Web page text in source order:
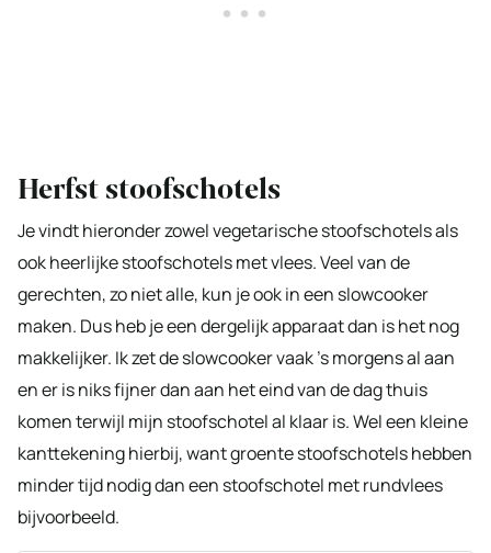
Herfst stoofschotels
Je vindt hieronder zowel vegetarische stoofschotels als
ook heerlijke stoofschotels met vlees. Veel van de
gerechten, zo niet alle, kun je ook in een slowcooker
maken. Dus heb je een dergelijk apparaat dan is het nog
makkelijker. Ik zet de slowcooker vaak ’s morgens al aan
en er is niks fijner dan aan het eind van de dag thuis
komen terwijl mijn stoofschotel al klaar is. Wel een kleine
kanttekening hierbij, want groente stoofschotels hebben
minder tijd nodig dan een stoofschotel met rundvlees
bijvoorbeeld.